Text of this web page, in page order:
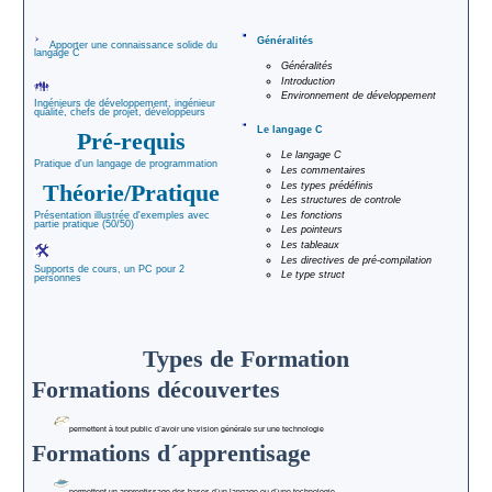
Plan du Site
Documentation
PDF
Demande de
renseignement
DataDock
Apporter une connaissance solide du
langage C
Ingénieurs de développement, ingénieur
qualité, chefs de projet, développeurs
Pré-requis
Pratique d'un langage de programmation
Théorie/Pratique
Présentation illustrée d'exemples avec
partie pratique (50/50)
Supports de cours, un PC pour 2
personnes
Généralités
Généralités
Introduction
Environnement de développement
Le langage C
Le langage C
Les commentaires
Les types prédéfinis
Les structures de controle
Les fonctions
Les pointeurs
Les tableaux
Les directives de pré-compilation
Le type struct
Types de Formation
Formations découvertes
permettent à tout public d´avoir une vision générale sur une technologie
Formations d´apprentisage